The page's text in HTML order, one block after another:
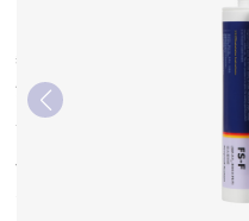
FS-F型防火密封胶是一种专用
柔韧性、粘接性，适用于电缆
洞的封堵，主要用于防火涂层板